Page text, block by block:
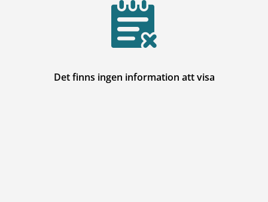
Det finns ingen information att visa